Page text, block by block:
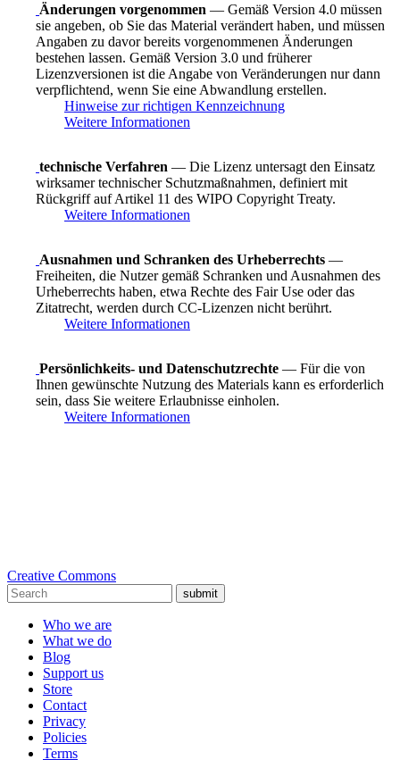
Änderungen vorgenommen — Gemäß Version 4.0 müssen
sie angeben, ob Sie das Material verändert haben, und müssen
Angaben zu davor bereits vorgenommenen Änderungen
bestehen lassen. Gemäß Version 3.0 und früherer
Lizenzversionen ist die Angabe von Veränderungen nur dann
verpflichtend, wenn Sie eine Abwandlung erstellen.
Hinweise zur richtigen Kennzeichnung
Weitere Informationen
technische Verfahren — Die Lizenz untersagt den Einsatz
wirksamer technischer Schutzmaßnahmen, definiert mit
Rückgriff auf Artikel 11 des WIPO Copyright Treaty.
Weitere Informationen
Ausnahmen und Schranken des Urheberrechts —
Freiheiten, die Nutzer gemäß Schranken und Ausnahmen des
Urheberrechts haben, etwa Rechte des Fair Use oder das
Zitatrecht, werden durch CC-Lizenzen nicht berührt.
Weitere Informationen
Persönlichkeits- und Datenschutzrechte — Für die von
Ihnen gewünschte Nutzung des Materials kann es erforderlich
sein, dass Sie weitere Erlaubnisse einholen.
Weitere Informationen
Creative Commons
submit
Who we are
What we do
Blog
Support us
Store
Contact
Privacy
Policies
Terms